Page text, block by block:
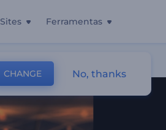
Sites Ferramentas
CHANGE No, thanks